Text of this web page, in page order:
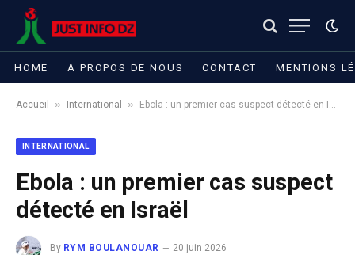
HOME A PROPOS DE NOUS CONTACT MENTIONS
Accueil » International » Ebola : un premier cas suspect détecté en Israël
INTERNATIONAL
Ebola : un premier cas suspect
détecté en Israël
By RYM BOULANOUAR
20 juin 2026